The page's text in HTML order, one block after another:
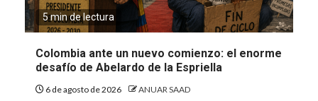
5 min de lectura
Colombia ante un nuevo comienzo: el enorme
desafío de Abelardo de la Espriella
6 de agosto de 2026 ANUAR SAAD